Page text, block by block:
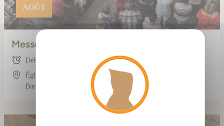
AOÛT
Messe dominicale du soir
Début : 18:30
Église conventuelle Saint-Bonaventure, 3 Rue
Barbès, 11100 Narbonne, France